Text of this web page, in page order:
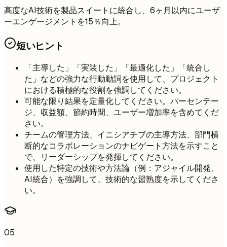
高度なAI技術を製品スイートに統合し、6ヶ月以内にユーザ
ーエンゲージメントを15％向上。
短いヒント
「主導した」「実装した」「最適化した」「統合し
た」などの強力な行動動詞を使用して、プロジェクト
における積極的な役割を強調してください。
可能な限り結果を定量化してください。パーセンテー
ジ、収益額、節約時間、ユーザー増加率を含めてくだ
さい。
チームの管理方法、イニシアチブの主導方法、部門横
断的なコラボレーションのナビゲート方法を示すこと
で、リーダーシップを発揮してください。
使用した特定の技術や方法論（例：アジャイル開発、
AI統合）を強調して、技術的な習熟度を示してくださ
い。
05